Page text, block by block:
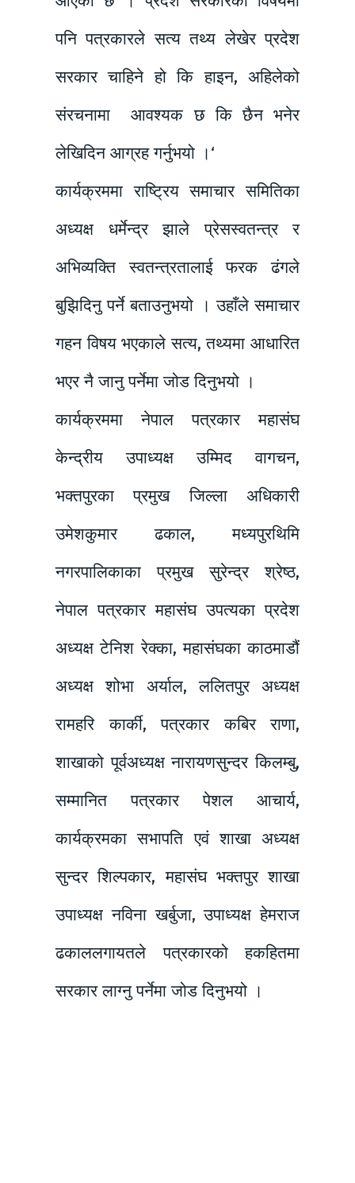
पनि पत्रकारले सत्य तथ्य लेखेर प्रदेश
सरकार चाहिने हो कि हाइन, अहिलेको
संरचनामा आवश्यक छ कि छैन भनेर
लेखिदिन आग्रह गर्नुभयो ।‘
कार्यक्रममा राष्ट्रिय समाचार समितिका
अध्यक्ष धर्मेन्द्र झाले प्रेसस्वतन्त्र र
अभिव्यक्ति स्वतन्त्रतालाई फरक ढंगले
बुझिदिनु पर्ने बताउनुभयो । उहाँले समाचार
गहन विषय भएकाले सत्य, तथ्यमा आधारित
भएर नै जानु पर्नेमा जोड दिनुभयो ।
कार्यक्रममा नेपाल पत्रकार महासंघ
केन्द्रीय उपाध्यक्ष उम्मिद वागचन,
भक्तपुरका प्रमुख जिल्ला अधिकारी
उमेशकुमार ढकाल, मध्यपुरथिमि
नगरपालिकाका प्रमुख सुरेन्द्र श्रेष्ठ,
नेपाल पत्रकार महासंघ उपत्यका प्रदेश
अध्यक्ष टेनिश रेक्का, महासंघका काठमाडौं
अध्यक्ष शोभा अर्याल, ललितपुर अध्यक्ष
रामहरि कार्की, पत्रकार कबिर राणा,
शाखाको पूर्वअध्यक्ष नारायणसुन्दर किलम्बु,
सम्मानित पत्रकार पेशल आचार्य,
कार्यक्रमका सभापति एवं शाखा अध्यक्ष
सुन्दर शिल्पकार, महासंघ भक्तपुर शाखा
उपाध्यक्ष नविना खर्बुजा, उपाध्यक्ष हेमराज
ढकाललगायतले पत्रकारको हकहितमा
सरकार लाग्नु पर्नेमा जोड दिनुभयो ।